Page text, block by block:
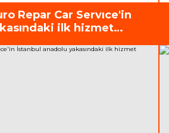
Repar Car Servıce'in
ilk hizmet